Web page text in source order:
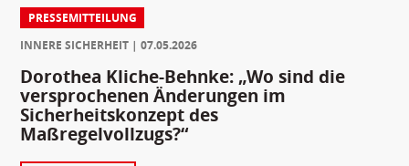
PRESSEMITTEILUNG
INNERE SICHERHEIT
07.05.2026
Dorothea Kliche-Behnke: „Wo sind die
versprochenen Änderungen im
Sicherheitskonzept des
Maßregelvollzugs?“